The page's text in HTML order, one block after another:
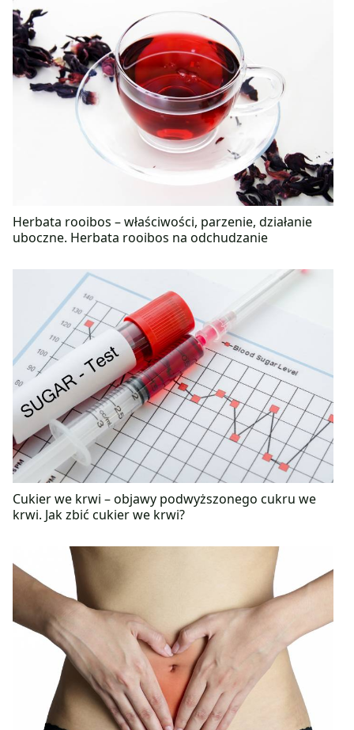
Herbata rooibos – właściwości, parzenie, działanie
uboczne. Herbata rooibos na odchudzanie
Cukier we krwi – objawy podwyższonego cukru we
krwi. Jak zbić cukier we krwi?